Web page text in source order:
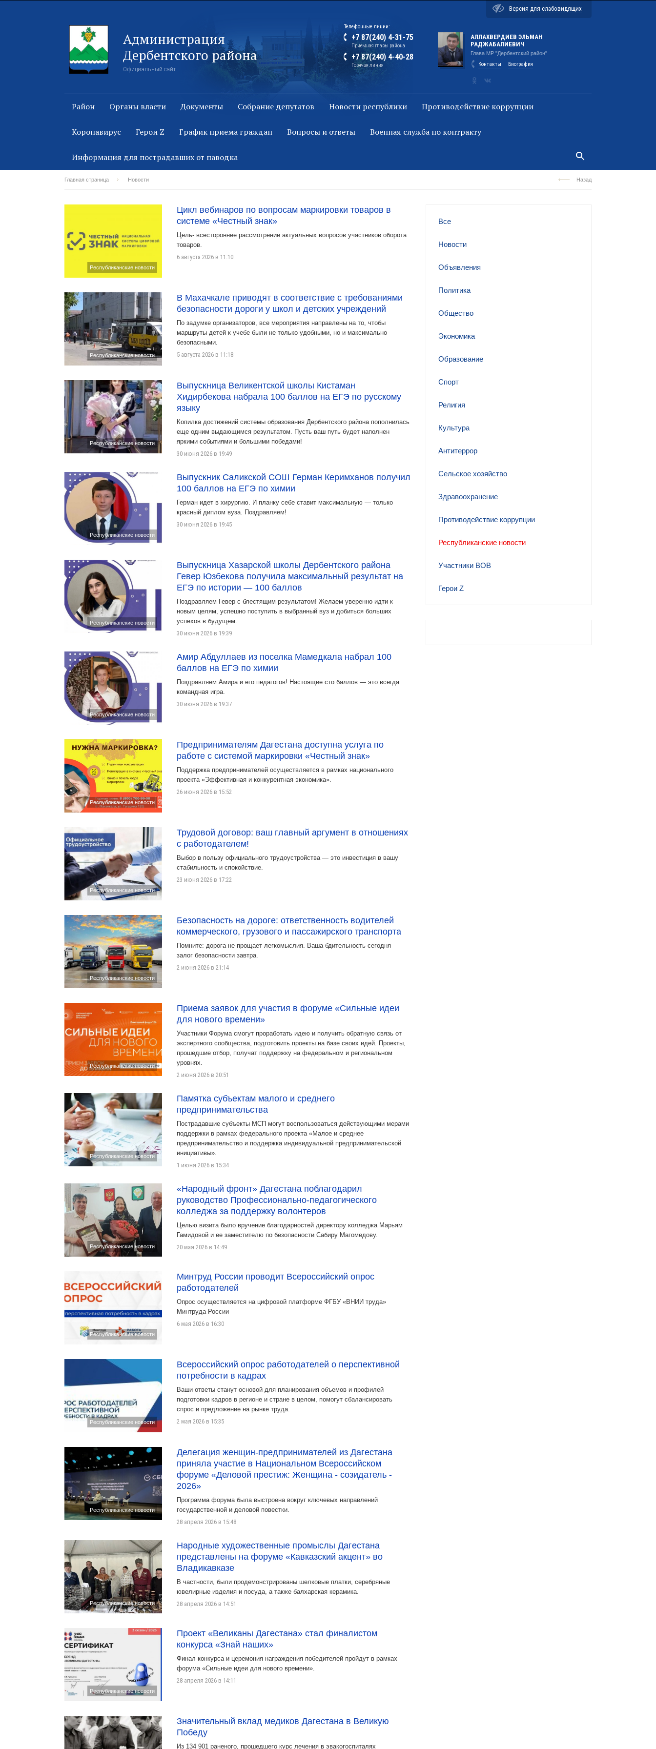
Администрация
Дербентского района
Официальный сайт
Телефонные линии:
+7 87(240) 4-31-75
Приемная главы района
+7 87(240) 4-40-28
Горячая линия
АЛЛАХВЕРДИЕВ ЭЛЬМАН
РАДЖАБАЛИЕВИЧ
Глава МР "Дербентский район"
Контакты Биография
Версия для слабовидящих
Район Органы власти Документы Собрание депутатов Новости республики Противодействие коррупции
Коронавирус Герои Z График приема граждан Вопросы и ответы Военная служба по контракту
Информация для пострадавших от паводка
Главная страница Новости Назад
Республиканские новости
Цикл вебинаров по вопросам маркировки товаров в
системе «Честный знак»
Цель- всестороннее рассмотрение актуальных вопросов участников оборота
товаров.
6 августа 2026 в 11:10
Республиканские новости
В Махачкале приводят в соответствие с требованиями
безопасности дороги у школ и детских учреждений
По задумке организаторов, все мероприятия направлены на то, чтобы
маршруты детей к учебе были не только удобными, но и максимально
безопасными.
5 августа 2026 в 11:18
Республиканские новости
Выпускница Великентской школы Кистаман
Хидирбекова набрала 100 баллов на ЕГЭ по русскому
языку
Копилка достижений системы образования Дербентского района пополнилась
еще одним выдающимся результатом. Пусть ваш путь будет наполнен
яркими событиями и большими победами!
30 июня 2026 в 19:49
Республиканские новости
Выпускник Саликской СОШ Герман Керимханов получил
100 баллов на ЕГЭ по химии
Герман идет в хирургию. И планку себе ставит максимальную — только
красный диплом вуза. Поздравляем!
30 июня 2026 в 19:45
Республиканские новости
Выпускница Хазарской школы Дербентского района
Гевер Юзбекова получила максимальный результат на
ЕГЭ по истории — 100 баллов
Поздравляем Гевер с блестящим результатом! Желаем уверенно идти к
новым целям, успешно поступить в выбранный вуз и добиться больших
успехов в будущем.
30 июня 2026 в 19:39
Республиканские новости
Амир Абдуллаев из поселка Мамедкала набрал 100
баллов на ЕГЭ по химии
Поздравляем Амира и его педагогов! Настоящие сто баллов — это всегда
командная игра.
30 июня 2026 в 19:37
Республиканские новости
Предпринимателям Дагестана доступна услуга по
работе с системой маркировки «Честный знак»
Поддержка предпринимателей осуществляется в рамках национального
проекта «Эффективная и конкурентная экономика».
26 июня 2026 в 15:52
Республиканские новости
Трудовой договор: ваш главный аргумент в отношениях
с работодателем!
Выбор в пользу официального трудоустройства — это инвестиция в вашу
стабильность и спокойствие.
23 июня 2026 в 17:22
Республиканские новости
Безопасность на дороге: ответственность водителей
коммерческого, грузового и пассажирского транспорта
Помните: дорога не прощает легкомыслия. Ваша бдительность сегодня —
залог безопасности завтра.
2 июня 2026 в 21:14
Республиканские новости
Приема заявок для участия в форуме «Сильные идеи
для нового времени»
Участники Форума смогут проработать идею и получить обратную связь от
экспертного сообщества, подготовить проекты на базе своих идей. Проекты,
прошедшие отбор, получат поддержку на федеральном и региональном
уровнях.
2 июня 2026 в 20:51
Республиканские новости
Памятка субъектам малого и среднего
предпринимательства
Пострадавшие субъекты МСП могут воспользоваться действующими мерами
поддержки в рамках федерального проекта «Малое и среднее
предпринимательство и поддержка индивидуальной предпринимательской
инициативы».
1 июня 2026 в 15:34
Республиканские новости
«Народный фронт» Дагестана поблагодарил
руководство Профессионально-педагогического
колледжа за поддержку волонтеров
Целью визита было вручение благодарностей директору колледжа Марьям
Гамидовой и ее заместителю по безопасности Сабиру Магомедову.
20 мая 2026 в 14:49
Республиканские новости
Минтруд России проводит Всероссийский опрос
работодателей
Опрос осуществляется на цифровой платформе ФГБУ «ВНИИ труда»
Минтруда России
6 мая 2026 в 16:30
Республиканские новости
Всероссийский опрос работодателей о перспективной
потребности в кадрах
Ваши ответы станут основой для планирования объемов и профилей
подготовки кадров в регионе и стране в целом, помогут сбалансировать
спрос и предложение на рынке труда.
2 мая 2026 в 15:35
Республиканские новости
Делегация женщин-предпринимателей из Дагестана
приняла участие в Национальном Всероссийском
форуме «Деловой престиж: Женщина - созидатель -
2026»
Программа форума была выстроена вокруг ключевых направлений
государственной и деловой повестки.
28 апреля 2026 в 15:48
Республиканские новости
Народные художественные промыслы Дагестана
представлены на форуме «Кавказский акцент» во
Владикавказе
В частности, были продемонстрированы шелковые платки, серебряные
ювелирные изделия и посуда, а также балхарская керамика.
28 апреля 2026 в 14:51
Республиканские новости
Проект «Великаны Дагестана» стал финалистом
конкурса «Знай наших»
Финал конкурса и церемония награждения победителей пройдут в рамках
форума «Сильные идеи для нового времени».
28 апреля 2026 в 14:11
Значительный вклад медиков Дагестана в Великую
Победу
Из 134 901 раненого, прошедшего курс лечения в эвакогоспиталях
Все
Новости
Объявления
Политика
Общество
Экономика
Образование
Спорт
Религия
Культура
Антитеррор
Сельское хозяйство
Здравоохранение
Противодействие коррупции
Республиканские новости
Участники ВОВ
Герои Z